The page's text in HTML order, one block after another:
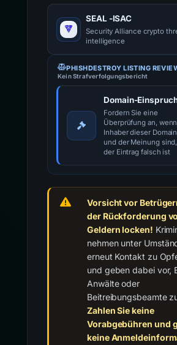
SEAL -ISAC
Security Alliance crypto
intelligence
PHISHDESTROY LISTING
Kein Strafverfolgungsbericht
Domain-
Fordern Sie eine
Überprüfung an,
Inhaber dieser
und der Meinung
der Eintrag falsch ist
Vorsicht vor
der Rückforderung
Geldern locken!
nehmen unter
erneut Kontakt zu
und geben dabei vor,
Anwälte oder
Beitreibungsbeamte
Zahlen Sie keine
Vorabgebühren und
keine